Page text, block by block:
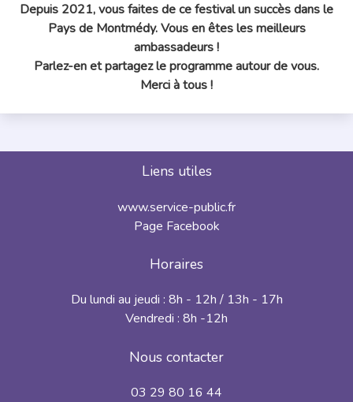
Depuis 2021, vous faites de ce festival un succès dans le
Pays de Montmédy. Vous en êtes les meilleurs
ambassadeurs !
Parlez-en et partagez le programme autour de vous.
Merci à tous !
Liens utiles
www.service-public.fr
Page Facebook
Horaires
Du lundi au jeudi : 8h - 12h / 13h - 17h
Vendredi : 8h -12h
Nous contacter
03 29 80 16 44